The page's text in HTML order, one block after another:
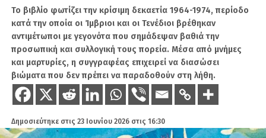
Το βιβλίο φωτίζει την κρίσιμη δεκαετία 1964-1974, περίοδο
κατά την οποία οι Ίμβριοι και οι Τενέδιοι βρέθηκαν
αντιμέτωποι με γεγονότα που σημάδεψαν βαθιά την
προσωπική και συλλογική τους πορεία. Μέσα από μνήμες
και μαρτυρίες, η συγγραφέας επιχειρεί να διασώσει
βιώματα που δεν πρέπει να παραδοθούν στη λήθη.
Δημοσιεύτηκε στις 23 Ιουνίου 2026 στις 16:30